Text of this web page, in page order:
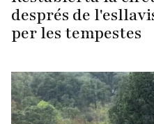
després de
per les tempestes